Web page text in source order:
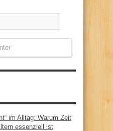
im Alltag: Warum Zeit
essenziell ist